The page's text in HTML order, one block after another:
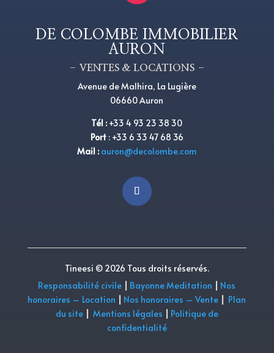
DE COLOMBE IMMOBILIER
AURON
– VENTES & LOCATIONS –
Avenue de Malhira, La Lugière
06660 Auron
Tél : +33 4 93 23 38 30
Port:+33 6 33 47 68 36
Mail : auron@decolombe.com
Tineesi © 2026 Tous droits réservés.
Responsabilité civile | Bayonne Meditation | Nos
honoraires – Location | Nos honoraires – Vente | Plan
du site | Mentions légales | Politique de
confidentialité